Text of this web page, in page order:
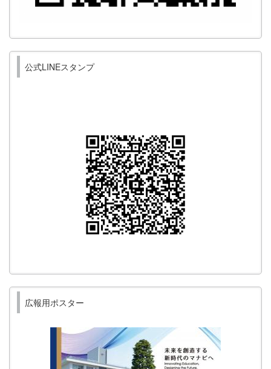
公式LINEスタンプ
広報用ポスター